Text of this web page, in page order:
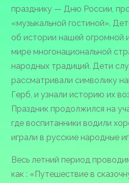
празднику — Дню России,
«музыкальной гостиной».
об истории нашей огромной
мире многонациональной
народных традиций. Дети
рассматривали символику
Герб, и узнали историю их
Праздник продолжился на
где воспитанники водили
играли в русские народные
Весь летний период
как : «Путешествие в